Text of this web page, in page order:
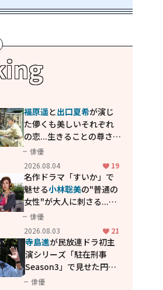
福原遥と出口夏希が演じ
た儚くも美しいそれぞれ
の恋...生きることの尊さを
教えてくれた映画「あの
花が咲く丘で、君とまた出
会えたら。」
俳優
2026.08.04
19
名作ドラマ「すいか」で
魅せる小林聡美の"普通の
女性"が大人に刺さる...映
画「かもめ食堂」にも通
じる静かな芝居
俳優
2026.08.03
21
寺島進が民放連ドラ初主
演シリーズ「駐在刑事
Season3」で見せた円熟
の演技
俳優